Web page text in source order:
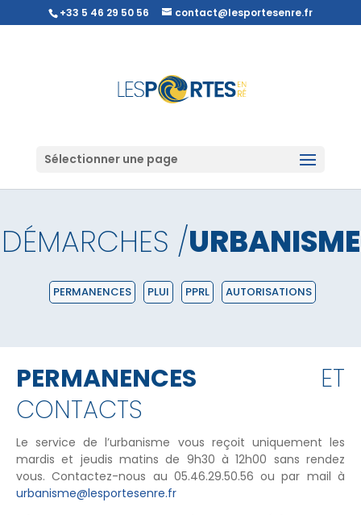
+33 5 46 29 50 56 contact@lesportesenre.fr
Sélectionner une page
DÉMARCHES /URBANISME
PERMANENCES PLUI PPRL AUTORISATIONS
PERMANENCES ET
CONTACTS
Le service de l’urbanisme vous reçoit uniquement les
mardis et jeudis matins de 9h30 à 12h00 sans rendez
vous. Contactez-nous au 05.46.29.50.56 ou par mail à
urbanisme@lesportesenre.fr